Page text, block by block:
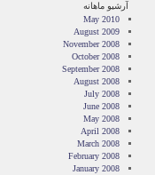
آرشیو ماهانه
May 2010
August 2009
November 2008
October 2008
September 2008
August 2008
July 2008
June 2008
May 2008
April 2008
March 2008
February 2008
January 2008